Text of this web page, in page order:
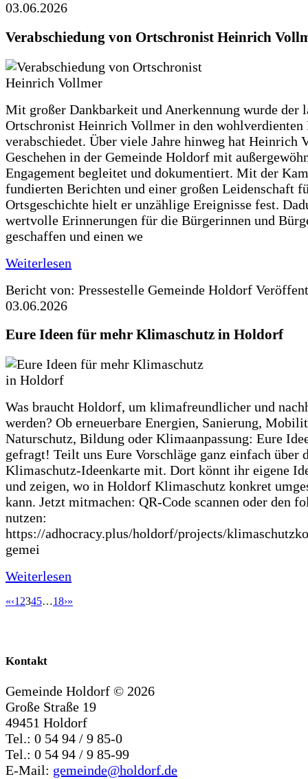
03.06.2026
Verabschiedung von Ortschronist Heinrich
Mit großer Dankbarkeit und Anerkennung wurde der
Ortschronist Heinrich Vollmer in den wohlverdienten
verabschiedet. Über viele Jahre hinweg hat Heinrich
Geschehen in der Gemeinde Holdorf mit
Engagement begleitet und dokumentiert. Mit der
fundierten Berichten und einer großen Leidenschaft
Ortsgeschichte hielt er unzählige Ereignisse fest.
wertvolle Erinnerungen für die Bürgerinnen und
geschaffen und einen we
Weiterlesen
Bericht von: Pressestelle Gemeinde Holdorf
03.06.2026
Eure Ideen für mehr Klimaschutz in Holdorf
Was braucht Holdorf, um klimafreundlicher und
werden? Ob erneuerbare Energien, Sanierung,
Naturschutz, Bildung oder Klimaanpassung: Eure
gefragt! Teilt uns Eure Vorschläge ganz einfach über
Klimaschutz-Ideenkarte mit. Dort könnt ihr eigene
und zeigen, wo in Holdorf Klimaschutz konkret
kann. Jetzt mitmachen: QR-Code scannen oder den
nutzen:
https://adhocracy.plus/holdorf/projects/
gemei
Weiterlesen
«‹1 2345…18›»
Kontakt
Gemeinde Holdorf © 2026
Große Straße 19
49451 Holdorf
Tel.: 0 54 94 / 9 85-0
Tel.: 0 54 94 / 9 85-99
E-Mail: gemeinde@holdorf.de